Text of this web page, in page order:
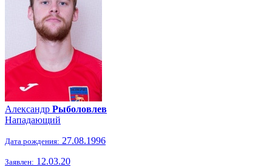
Александр Рыболовлев
Нападающий
Дата рождения: 27.08.1996
Заявлен: 12.03.20